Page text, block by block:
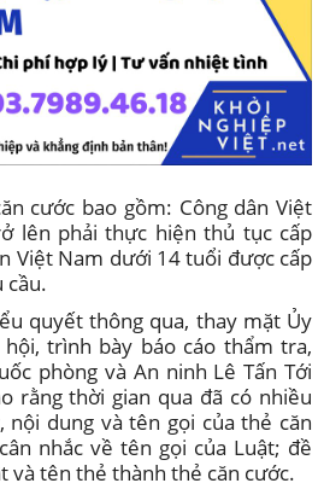
cước bao gồm: Công dân Việt
lên phải thực hiện thủ tục cấp
Việt Nam dưới 14 tuổi được cấp
cầu.
quyết thông qua, thay mặt Ủy
trình bày báo cáo thẩm tra,
phòng và An ninh Lê Tấn Tới
rằng thời gian qua đã có nhiều
dung và tên gọi của thẻ căn
nhắc về tên gọi của Luật; đề
và tên thẻ thành thẻ căn cước.